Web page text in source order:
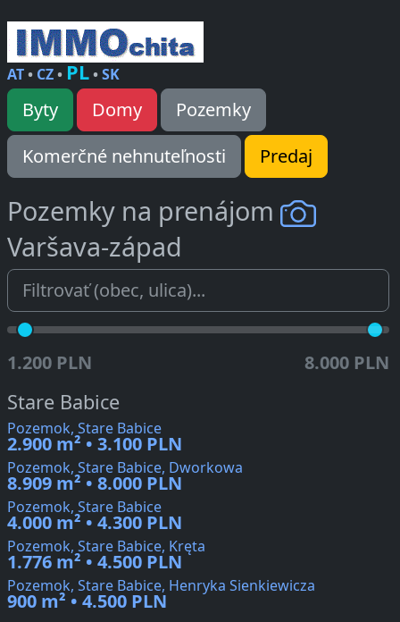
AT• CZ• PL•SK
Byty Domy
Pozemky
Komerčné nehnuteľnosti
Predaj
Pozemky na prenájom
Varšava-západ
1.200 PLN 8.000 PLN
Stare Babice
Pozemok, Stare Babice
2.900 m² • 3.100 PLN
Pozemok, Stare Babice, Dworkowa
8.909 m² • 8.000 PLN
Pozemok, Stare Babice
4.000 m² • 4.300 PLN
Pozemok, Stare Babice, Kręta
1.776 m² • 4.500 PLN
Pozemok, Stare Babice, Henryka Sienkiewicza
900 m² • 4.500 PLN